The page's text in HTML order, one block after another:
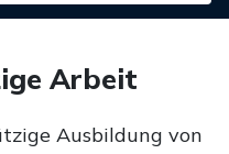
Arbeit
Ausbildung von